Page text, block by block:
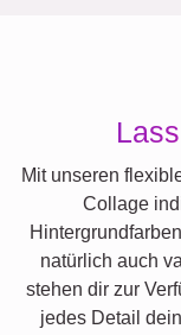
Mit unseren
Collage
natürlich auch
stehen dir zur
jedes Detail